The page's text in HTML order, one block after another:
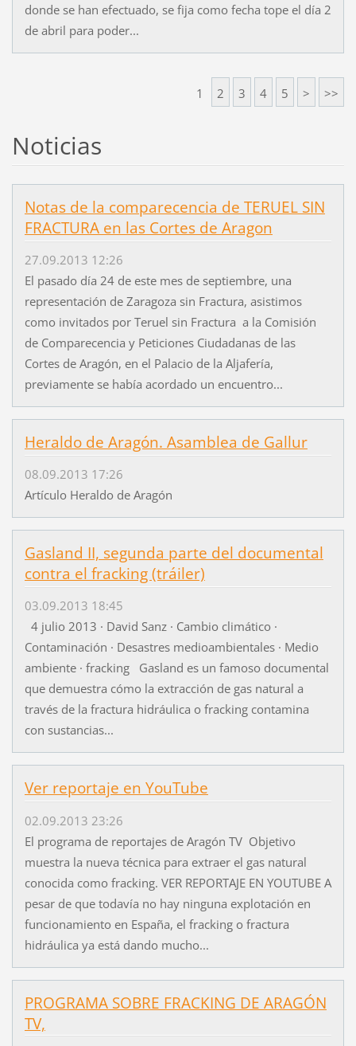
donde se han efectuado, se fija como fecha tope el día 2
de abril para poder...
1 2 3 4 5 > >>
Noticias
Notas de la comparecencia de TERUEL SIN
FRACTURA en las Cortes de Aragon
27.09.2013 12:26
El pasado día 24 de este mes de septiembre, una
representación de Zaragoza sin Fractura, asistimos
como invitados por Teruel sin Fractura a la Comisión
de Comparecencia y Peticiones Ciudadanas de las
Cortes de Aragón, en el Palacio de la Aljafería,
previamente se había acordado un encuentro...
Heraldo de Aragón. Asamblea de Gallur
08.09.2013 17:26
Artículo Heraldo de Aragón
Gasland II, segunda parte del documental
contra el fracking (tráiler)
03.09.2013 18:45
4 julio 2013 · David Sanz · Cambio climático ·
Contaminación · Desastres medioambientales · Medio
ambiente · fracking Gasland es un famoso documental
que demuestra cómo la extracción de gas natural a
través de la fractura hidráulica o fracking contamina
con sustancias...
Ver reportaje en YouTube
02.09.2013 23:26
El programa de reportajes de Aragón TV Objetivo
muestra la nueva técnica para extraer el gas natural
conocida como fracking. VER REPORTAJE EN YOUTUBE A
pesar de que todavía no hay ninguna explotación en
funcionamiento en España, el fracking o fractura
hidráulica ya está dando mucho...
PROGRAMA SOBRE FRACKING DE ARAGÓN
TV,